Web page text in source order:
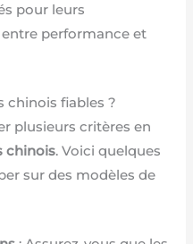
pour leurs
performance et
chinois fiables ?
plusieurs critères en
chinois. Voici quelques
sur des modèles de